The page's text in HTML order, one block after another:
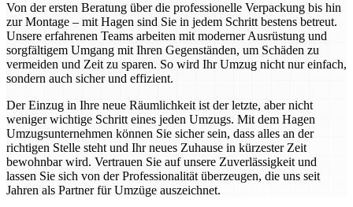
Von der ersten Beratung über die professionelle Verpackung bis hin
zur Montage – mit Hagen sind Sie in jedem Schritt bestens betreut.
Unsere erfahrenen Teams arbeiten mit moderner Ausrüstung und
sorgfältigem Umgang mit Ihren Gegenständen, um Schäden zu
vermeiden und Zeit zu sparen. So wird Ihr Umzug nicht nur einfach,
sondern auch sicher und effizient.
Der Einzug in Ihre neue Räumlichkeit ist der letzte, aber nicht
weniger wichtige Schritt eines jeden Umzugs. Mit dem Hagen
Umzugsunternehmen können Sie sicher sein, dass alles an der
richtigen Stelle steht und Ihr neues Zuhause in kürzester Zeit
bewohnbar wird. Vertrauen Sie auf unsere Zuverlässigkeit und
lassen Sie sich von der Professionalität überzeugen, die uns seit
Jahren als Partner für Umzüge auszeichnet.